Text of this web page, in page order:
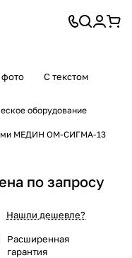
С текстом
оборудование
МЕДИН ОМ-СИГМА-13
по запросу
Нашли дешевле?
Расширенная
гарантия